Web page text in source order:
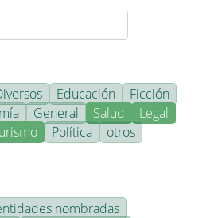
Educación
Ficción
General Salud
Legal
Política otros
nombradas